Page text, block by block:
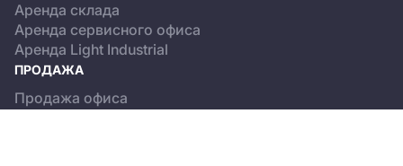
Аренда склада
Аренда сервисного офиса
Аренда Light Industrial
ПРОДАЖА
Продажа офиса